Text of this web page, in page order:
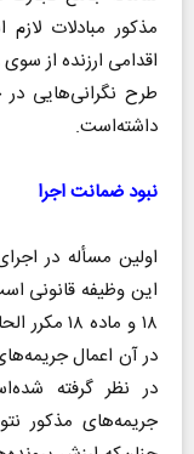
مذکور مبادلات
اقدامی ارزنده از
طرح نگرانی‌هایی
داشته‌است.
نبود ضمانت اجرا
اولین مسأله در
این وظیفه قانونی
۱۸ و ماده
در آن اعمال
در نظر گرفته
جریمه‌های مذکور